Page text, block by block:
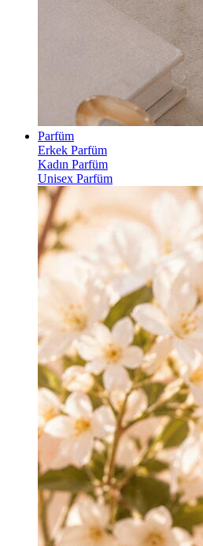
Parfüm
Erkek Parfüm
Kadın Parfüm
Unisex Parfüm